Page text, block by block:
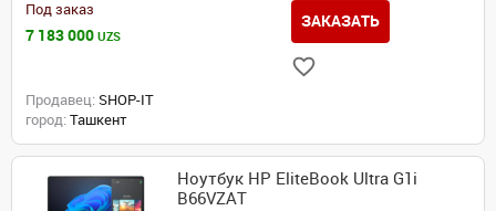
Под заказ
7 183 000 UZS
ЗАКАЗАТЬ
Продавец: SHOP-IT
город: Ташкент
Ноутбук HP EliteBook Ultra G1i
B66VZAT